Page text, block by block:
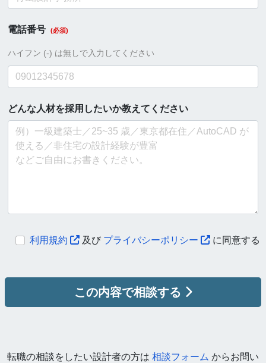
電話番号
ハイフン (-) は無しで入力してください
どんな人材を採用したいか教えてください
利用規約 及び プライバシーポリシー に同意する
この内容で相談する
転職の相談をしたい設計者の方は 相談フォーム からお問い